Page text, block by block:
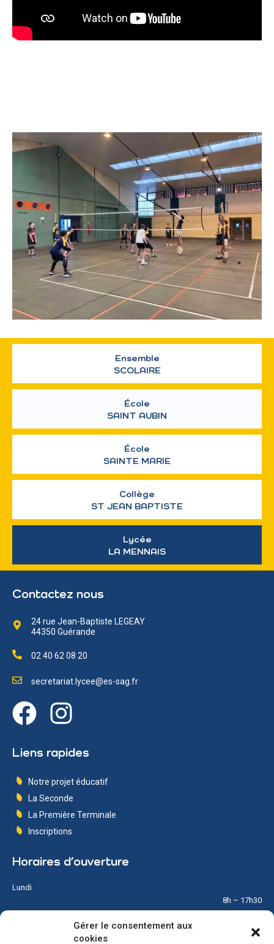
Gérer le consentement aux
cookies
Ensemble
SCOLAIRE
École
SAINT AUBIN
École
SAINTE MARIE
Collège
ST JEAN BAPTISTE
Lycée
LA MENNAIS
Contactez nous
24 rue Jean-Baptiste LEGEAY
44350 Guérande
02 40 62 08 20
secretariat.lycee@es-sag.fr
Liens rapides
Notre projet éducatif
La Seconde
La Première Terminale
Inscriptions
Horaires d’ouverture
Lundi
8h – 17h30
8h – 17h30